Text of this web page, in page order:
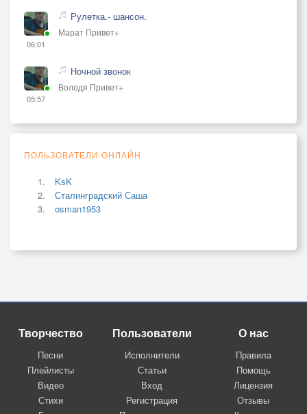
06:01
Рулетка.- шансон.
Марат Привет+
05:57
Ночной звонок
Володя Привет+
ПОЛЬЗОВАТЕЛИ ОНЛАЙН
KsK
Сталинградский Саша
osman1953
Творчество
Песни
Плейлисты
Видео
Стихи
Пользователи
Исполнители
Статьи
Вход
Регистрация
О нас
Правила
Помощь
Лицензия
Отзывы